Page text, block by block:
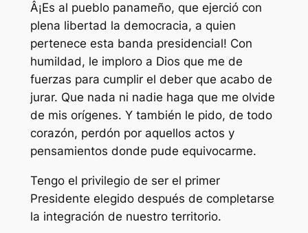
Â¡Es al pueblo panameño, que ejerció con
plena libertad la democracia, a quien
pertenece esta banda presidencial! Con
humildad, le imploro a Dios que me de
fuerzas para cumplir el deber que acabo de
jurar. Que nada ni nadie haga que me olvide
de mis orígenes. Y también le pido, de todo
corazón, perdón por aquellos actos y
pensamientos donde pude equivocarme.
Tengo el privilegio de ser el primer
Presidente elegido después de completarse
la integración de nuestro territorio.